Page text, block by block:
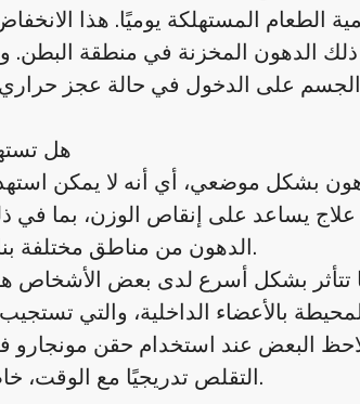
الطعام المستهلكة يوميًا. هذا
الدهون المخزنة في منطقة البطن.
هل
بشكل موضعي، أي أنه لا يمكن
علاج يساعد على إنقاص الوزن، بما في
الدهون من مناطق مختلفة بناءً على العوامل الوراثية والهرمونية.
تتأثر بشكل أسرع لدى بعض الأشخاص
بالأعضاء الداخلية، والتي
يلاحظ البعض عند استخدام حقن
التقلص تدريجيًا مع الوقت، خاصة عند الالتزام بنظام غذائي صحي.